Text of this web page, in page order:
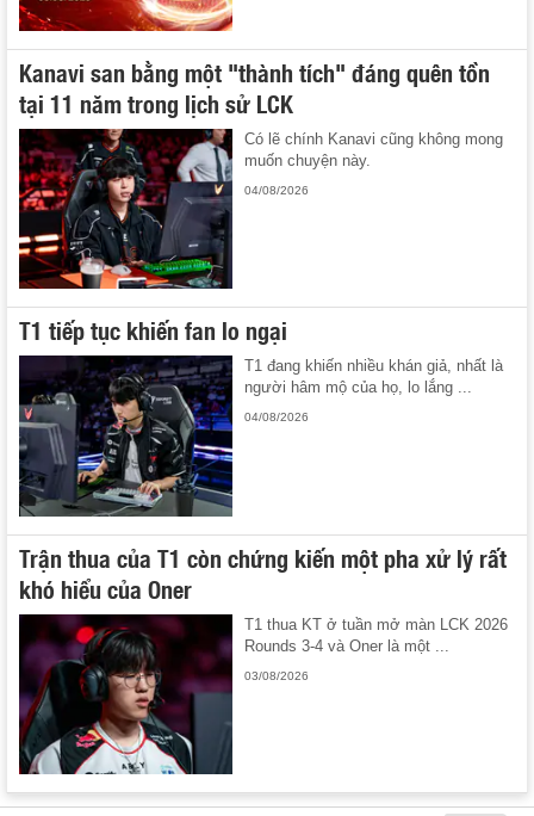
Kanavi san bằng một "thành tích" đáng quên tồn
tại 11 năm trong lịch sử LCK
Có lẽ chính Kanavi cũng không mong
muốn chuyện này.
04/08/2026
T1 tiếp tục khiến fan lo ngại
T1 đang khiến nhiều khán giả, nhất là
người hâm mộ của họ, lo lắng ...
04/08/2026
Trận thua của T1 còn chứng kiến một pha xử lý rất
khó hiểu của Oner
T1 thua KT ở tuần mở màn LCK 2026
Rounds 3-4 và Oner là một ...
03/08/2026